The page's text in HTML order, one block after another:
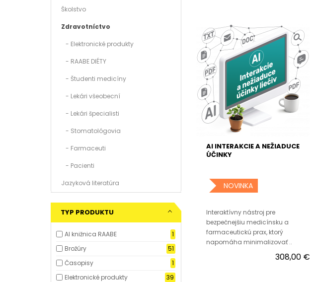
Školstvo
Zdravotníctvo
- Elektronické produkty
- RAABE DIÉTY
- Študenti medicíny
- Lekári všeobecní
- Lekári špecialisti
- Stomatológovia
- Farmaceuti
- Pacienti
Jazyková literatúra
TYP PRODUKTU
AI knižnica RAABE
1
Brožúry
51
Časopisy
1
Elektronické produkty
39
AI INTERAKCIE A NEŽIADUCE
ÚČINKY
NOVINKA
Interaktívny nástroj pre
bezpečnejšiu medicínsku a
farmaceutickú prax, ktorý
napomáha minimalizovať ..
308,00 €